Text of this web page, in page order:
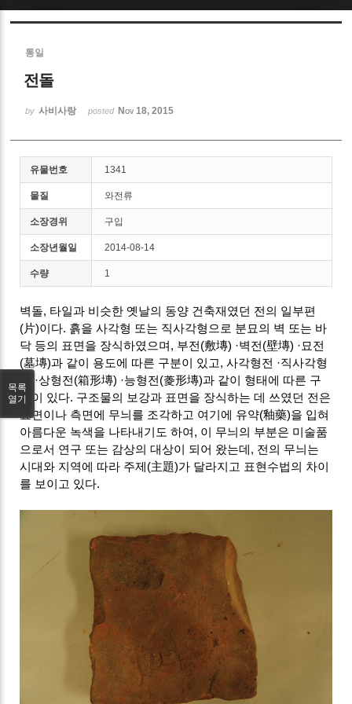
통일
전돌
by 사비사랑 posted Nov 18, 2015
유물번호 1341
물질 와전류
소장경위 구입
소장년월일 2014-08-14
수량 1
벽돌, 타일과 비슷한 옛날의 동양 건축재였던 전의 일부편
(片)이다. 흙을 사각형 또는 직사각형으로 분묘의 벽 또는 바
닥 등의 표면을 장식하였으며, 부전(敷塼) ·벽전(壁塼) ·묘전
(墓塼)과 같이 용도에 따른 구분이 있고, 사각형전 ·직사각형
전 ·상형전(箱形塼) ·능형전(菱形塼)과 같이 형태에 따른 구
분이 있다. 구조물의 보강과 표면을 장식하는 데 쓰였던 전은
표면이나 측면에 무늬를 조각하고 여기에 유약(釉藥)을 입혀
아름다운 녹색을 나타내기도 하여, 이 무늬의 부분은 미술품
으로서 연구 또는 감상의 대상이 되어 왔는데, 전의 무늬는
시대와 지역에 따라 주제(主題)가 달라지고 표현수법의 차이
를 보이고 있다.
목록
열기
Sketchbook5, 스케치북5
Sketchbook5, 스케치북5